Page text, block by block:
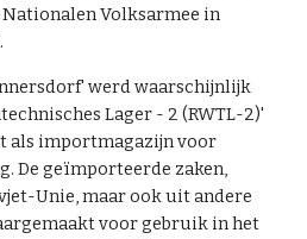
Volksarmee in
' werd waarschijnlijk
Lager - 2 (RWTL-2)'
als importmagazijn voor
De geïmporteerde zaken,
Unie, maar ook uit andere
voor gebruik in het